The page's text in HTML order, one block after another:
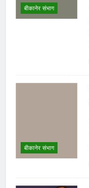
बीकानेर संभाग
बीकानेर संभाग